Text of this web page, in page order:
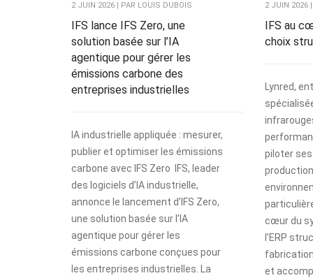
2 JUIN 2026 | PAR LOUIS DUBOIS
IFS lance IFS Zero, une
solution basée sur l’IA
agentique pour gérer les
émissions carbone des
entreprises industrielles
IA industrielle appliquée : mesurer,
publier et optimiser les émissions
carbone avec IFS Zero IFS, leader
des logiciels d’IA industrielle,
annonce le lancement d’IFS Zero,
une solution basée sur l’IA
agentique pour gérer les
émissions carbone conçues pour
les entreprises industrielles. La
2 JUIN 2026
IFS au
choix
Lynred,
piloter
cœur du
l’ERP
et